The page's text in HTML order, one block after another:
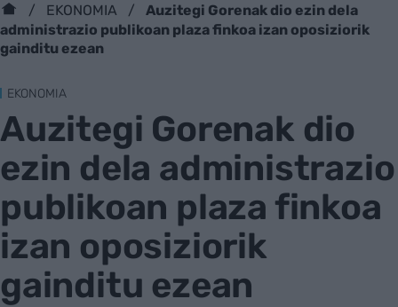
EKONOMIA
Auzitegi Gorenak dio ezin dela
administrazio publikoan plaza finkoa izan oposiziorik
gainditu ezean
EKONOMIA
Auzitegi Gorenak dio
ezin dela administrazio
publikoan plaza finkoa
izan oposiziorik
gainditu ezean